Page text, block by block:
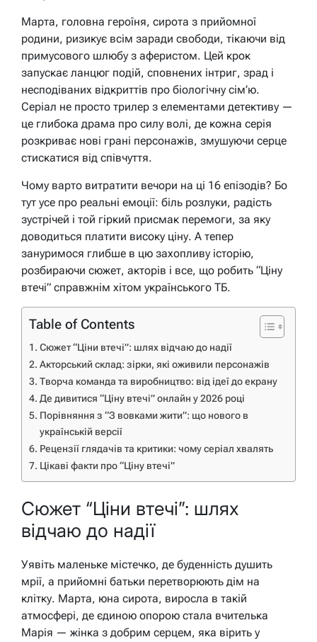
Марта, головна героїня, сирота з прийомної
родини, ризикує всім заради свободи, тікаючи від
примусового шлюбу з аферистом. Цей крок
запускає ланцюг подій, сповнених інтриг, зрад і
несподіваних відкриттів про біологічну сім’ю.
Серіал не просто трилер з елементами детективу —
це глибока драма про силу волі, де кожна серія
розкриває нові грані персонажів, змушуючи серце
стискатися від співчуття.
Чому варто витратити вечори на ці 16 епізодів? Бо
тут усе про реальні емоції: біль розлуки, радість
зустрічей і той гіркий присмак перемоги, за яку
доводиться платити високу ціну. А тепер
зануримося глибше в цю захопливу історію,
розбираючи сюжет, акторів і все, що робить “Ціну
втечі” справжнім хітом українського ТБ.
Table of Contents
Сюжет “Ціни втечі”: шлях відчаю до надії
Акторський склад: зірки, які оживили персонажів
Творча команда та виробництво: від ідеї до екрану
Де дивитися “Ціну втечі” онлайн у 2026 році
Порівняння з “З вовками жити”: що нового в
українській версії
Рецензії глядачів та критики: чому серіал хвалять
Цікаві факти про “Ціну втечі”
Сюжет “Ціни втечі”: шлях
відчаю до надії
Уявіть маленьке містечко, де буденність душить
мрії, а прийомні батьки перетворюють дім на
клітку. Марта, юна сирота, виросла в такій
атмосфері, де єдиною опорою стала вчителька
Марія — жінка з добрим серцем, яка вірить у